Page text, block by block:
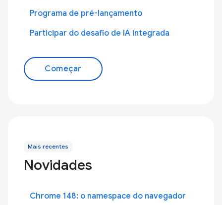
Programa de pré-lançamento
Participar do desafio de IA integrada
Começar
Mais recentes
Novidades
Chrome 148: o namespace do navegador